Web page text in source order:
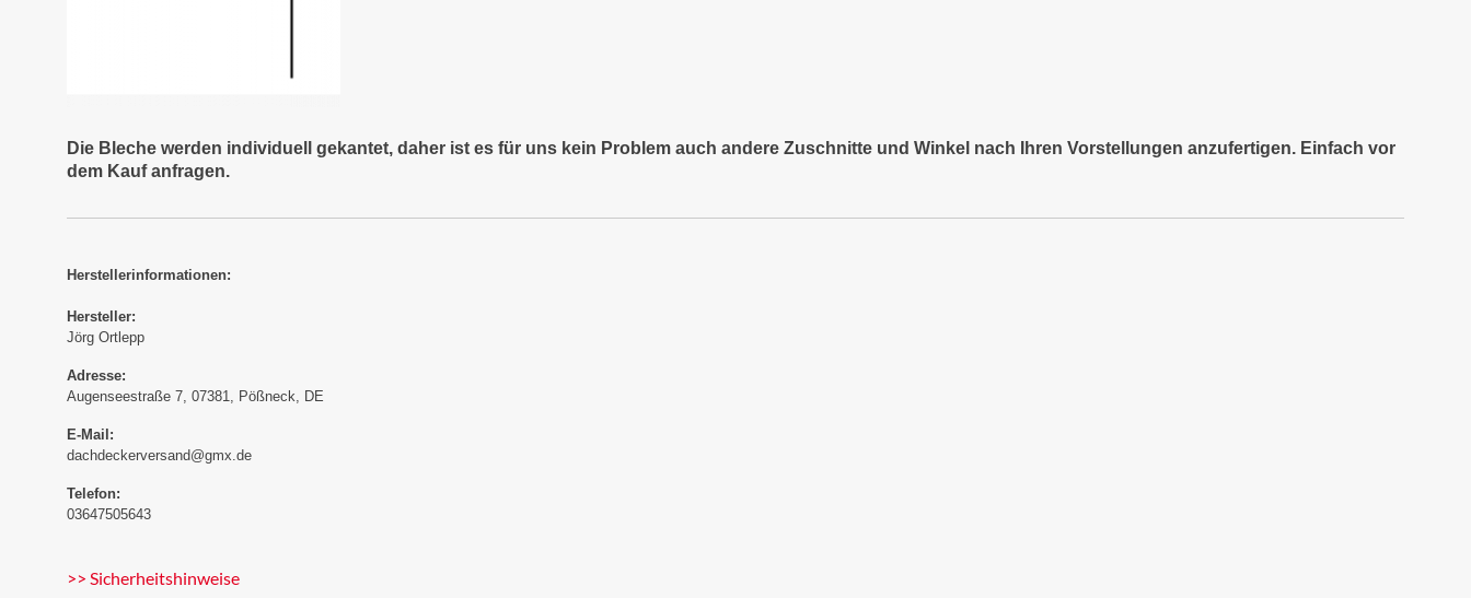
Die Bleche werden individuell gekantet, daher ist es für uns kein Problem auch andere Zuschnitte und Winkel nach Ihren Vorstellungen anzufertigen. Einfach vor
dem Kauf anfragen.
Herstellerinformationen:
Hersteller:
Jörg Ortlepp
Adresse:
Augenseestraße 7, 07381, Pößneck, DE
E-Mail:
dachdeckerversand@gmx.de
Telefon:
03647505643
>> Sicherheitshinweise